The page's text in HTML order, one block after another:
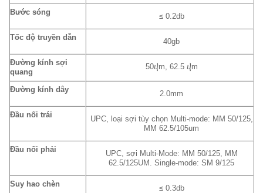
Bước sóng ≤ 0.2db
Tốc độ truyền dẫn 40gb
Đường kính sợi
quang
50ⴣm, 62.5 ⴣm
Đường kính dây 2.0mm
Đầu nối trái
UPC, loại sợi tùy chọn Multi-mode: MM 50/125,
MM 62.5/105um
Đầu nối phải
UPC, sợi Multi-Mode: MM 50/125, MM
62.5/125UM. Single-mode: SM 9/125
Suy hao chèn ≤ 0.3db